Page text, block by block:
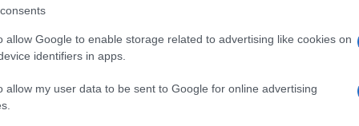
allow Google to enable storage related to advertising like cookies on
identifiers in apps.
allow my user data to be sent to Google for online advertising